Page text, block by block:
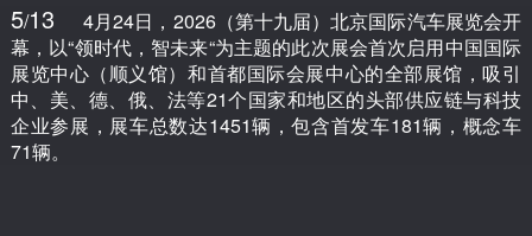
5/13
4月24日，2026（第十九届）北京国际汽车展览会开
幕，以“领时代，智未来“为主题的此次展会首次启用中国国际
展览中心（顺义馆）和首都国际会展中心的全部展馆，吸引
中、美、德、俄、法等21个国家和地区的头部供应链与科技
企业参展，展车总数达1451辆，包含首发车181辆，概念车
71辆。